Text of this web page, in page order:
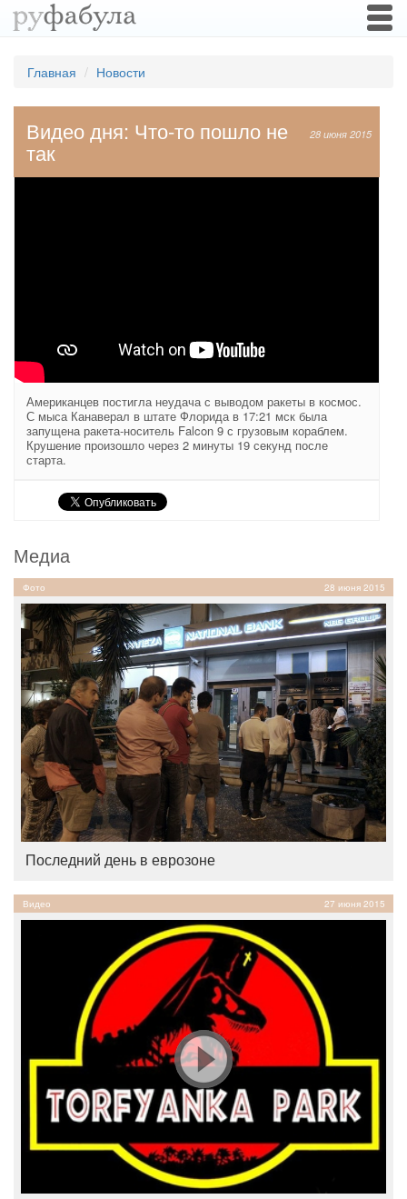
Главная Новости
28 июня 2015
Видео дня: Что-то пошло не
так
Американцев постигла неудача с выводом ракеты в космос.
С мыса Канаверал в штате Флорида в 17:21 мск была
запущена ракета-носитель Falcon 9 с грузовым кораблем.
Крушение произошло через 2 минуты 19 секунд после
старта.
Медиа
Фото 28 июня 2015
Последний день в еврозоне
Видео 27 июня 2015